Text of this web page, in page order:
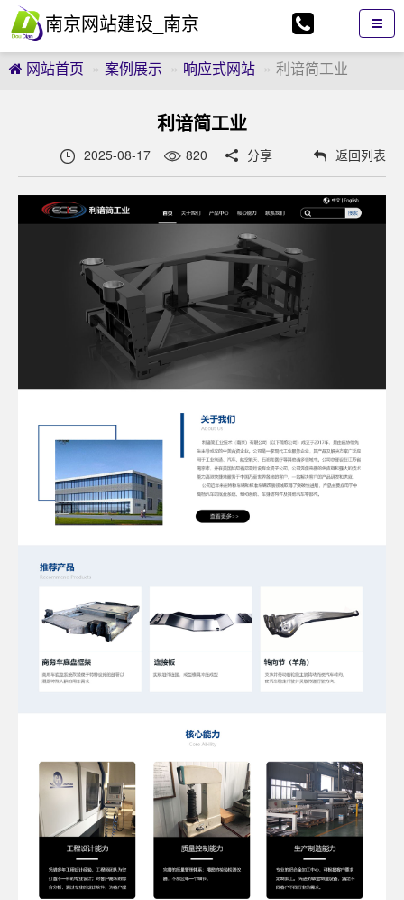
南京网站建设_南京
网站制作_南京网页
网站首页 案例展示 响应式网站 利谙简工业
利谙简工业
 2025-08-17  820 分享 返回列表